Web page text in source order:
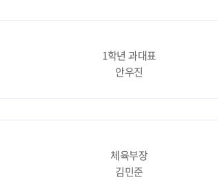
1학년 과대표
안우진
체육부장
김민준